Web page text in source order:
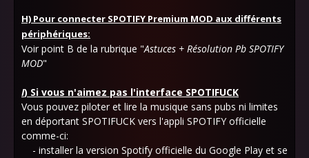
H) Pour connecter SPOTIFY Premium MOD aux différents
périphériques:
Voir point B de la rubrique "Astuces + Résolution Pb SPOTIFY
MOD"
I) Si vous n'aimez pas l'interface SPOTIFUCK
Vous pouvez piloter et lire la musique sans pubs ni limites
en déportant SPOTIFUCK vers l'appli SPOTIFY officielle
comme-ci:
- installer la version Spotify officielle du Google Play et se